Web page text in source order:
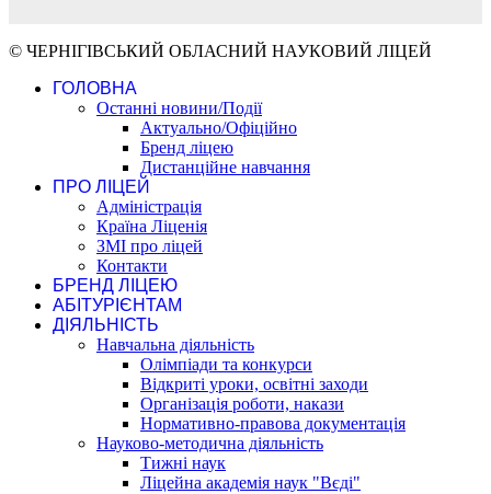
© ЧЕРНІГІВСЬКИЙ ОБЛАСНИЙ НАУКОВИЙ ЛІЦЕЙ
ГОЛОВНА
Останні новини/Події
Актуально/Офіційно
Бренд ліцею
Дистанційне навчання
ПРО ЛІЦЕЙ
Адміністрація
Країна Ліценія
ЗМІ про ліцей
Контакти
БРЕНД ЛІЦЕЮ
АБІТУРІЄНТАМ
ДІЯЛЬНІСТЬ
Навчальна діяльність
Олімпіади та конкурси
Відкриті уроки, освітні заходи
Організація роботи, накази
Нормативно-правова документація
Науково-методична діяльність
Тижні наук
Ліцейна академія наук "Вєді"